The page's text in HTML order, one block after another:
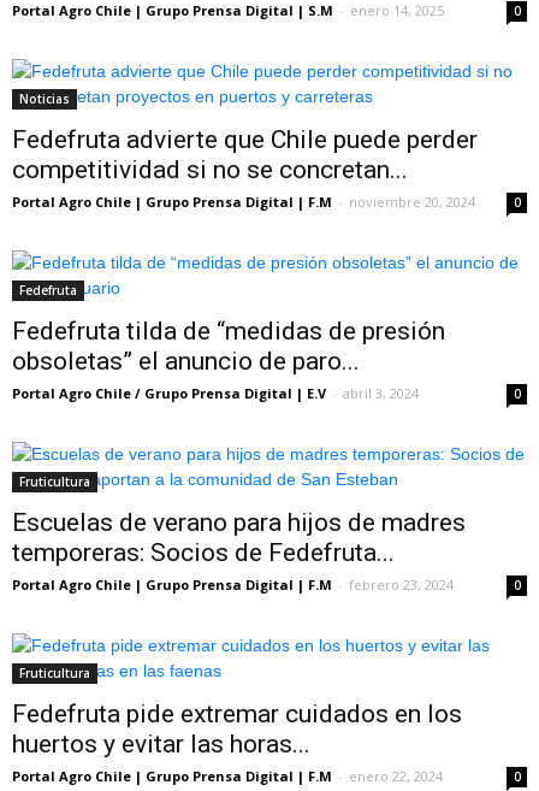
Portal Agro Chile | Grupo Prensa Digital | S.M - enero 14, 2025 0
Noticias
Fedefruta advierte que Chile puede perder
competitividad si no se concretan...
Portal Agro Chile | Grupo Prensa Digital | F.M - noviembre 20, 2024 0
Fedefruta
Fedefruta tilda de “medidas de presión
obsoletas” el anuncio de paro...
Portal Agro Chile / Grupo Prensa Digital | E.V - abril 3, 2024 0
Fruticultura
Escuelas de verano para hijos de madres
temporeras: Socios de Fedefruta...
Portal Agro Chile | Grupo Prensa Digital | F.M - febrero 23, 2024 0
Fruticultura
Fedefruta pide extremar cuidados en los
huertos y evitar las horas...
Portal Agro Chile | Grupo Prensa Digital | F.M - enero 22, 2024 0